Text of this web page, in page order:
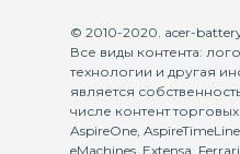
© 2010-2020. acer-
Все виды контента:
технологии и другая
является
числе контент торговых
AspireOne,
eMachines, Extensa,